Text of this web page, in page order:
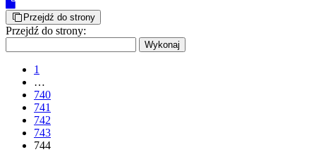
Przejdź do strony
Przejdź do strony:
1
…
740
741
742
743
744